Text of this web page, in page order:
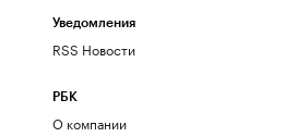
Уведомления
RSS Новости
РБК
О компании